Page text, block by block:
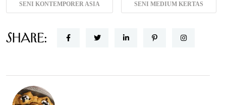
SENI KONTEMPORER ASIA SENI MEDIUM KERTAS
Share: